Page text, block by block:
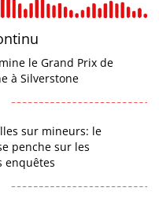
le Grand Prix de
à Silverstone
sur mineurs: le
penche sur les
enquêtes